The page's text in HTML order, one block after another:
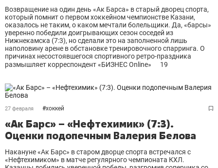
Возвращение на один день «Ак Барса» в старый дворец спорта,
который помнит о первом хоккейном чемпионстве Казани,
оказалось не таким, о каком мечтали болельщики. Да, «барсы»
уверенно победили доигрывающих сезон соседей из
Нижнекамска (7:3), но сделали это на заполненной лишь
наполовину арене в обстановке тренировочного спарринга. О
причинах несостоявшегося спортивного ретро-праздника
размышляет корреспондент «БИЗНЕС Online»
19
27 февраля #хоккей
«Ак Барс» – «Нефтехимик» (7:3).
Оценки подопечным Валерия Белова
Накануне «Ак Барс» в старом дворце спорта встречался с
«Нефтехимиком» в матче регулярного чемпионата КХЛ.